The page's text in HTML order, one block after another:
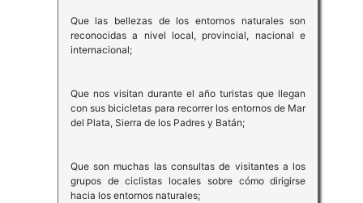
Que las bellezas de los entornos naturales son
reconocidas a nivel local, provincial, nacional e
internacional;
Que nos visitan durante el año turistas que llegan
con sus bicicletas para recorrer los entornos de Mar
del Plata, Sierra de los Padres y Batán;
Que son muchas las consultas de visitantes a los
grupos de ciclistas locales sobre cómo dirigirse
hacia los entornos naturales;